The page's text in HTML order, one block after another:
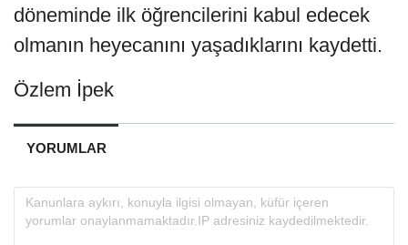
döneminde ilk öğrencilerini kabul edecek
olmanın heyecanını yaşadıklarını kaydetti.
Özlem İpek
YORUMLAR